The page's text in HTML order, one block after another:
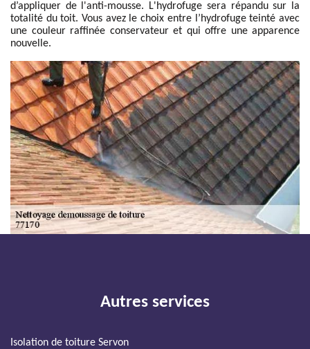
d’appliquer de l'anti-mousse. L'hydrofuge sera répandu sur la
totalité du toit. Vous avez le choix entre l’hydrofuge teinté avec
une couleur raffinée conservateur et qui offre une apparence
nouvelle.
Autres services
Isolation de toiture Servon